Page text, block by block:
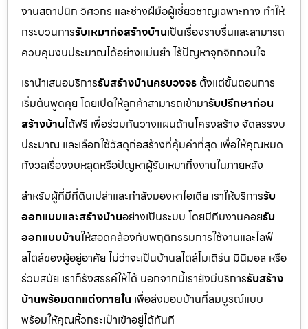
งานสถาปนิก วิศวกร และช่างฝีมือผู้เชี่ยวชาญเฉพาะทาง ทำให้
กระบวนการรับเหมาก่อสร้างบ้านเป็นเรื่องราบรื่นและสามารถ
ควบคุมงบประมาณได้อย่างแม่นยำ ไร้ปัญหาจุกจิกกวนใจ
เรานำเสนอบริการรับสร้างบ้านครบวงจร ตั้งแต่ขั้นตอนการ
เริ่มต้นพูดคุย โดยเปิดให้ลูกค้าสามารถเข้ามารับปรึกษาก่อน
สร้างบ้านได้ฟรี เพื่อร่วมกันวางแผนด้านโครงสร้าง จัดสรรงบ
ประมาณ และเลือกใช้วัสดุก่อสร้างที่คุ้มค่าที่สุด เพื่อให้คุณหมด
กังวลเรื่องงบหลุดหรือปัญหาผู้รับเหมาทิ้งงานในภายหลัง
สำหรับผู้ที่มีที่ดินเปล่าและกำลังมองหาไอเดีย เราให้บริการรับ
ออกแบบและสร้างบ้านอย่างเป็นระบบ โดยมีทีมงานคอยรับ
ออกแบบบ้านให้สอดคล้องกับพฤติกรรมการใช้งานและไลฟ์
สไตล์ของผู้อยู่อาศัย ไม่ว่าจะเป็นบ้านสไตล์โมเดิร์น มินิมอล หรือ
ร่วมสมัย เราก็รังสรรค์ให้ได้ นอกจากนี้เรายังมีบริการรับสร้าง
บ้านพร้อมตกแต่งภายใน เพื่อส่งมอบบ้านที่สมบูรณ์แบบ
พร้อมให้คุณหิ้วกระเป๋าเข้าอยู่ได้ทันที